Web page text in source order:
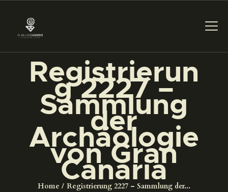
Registrierun
g 2227 –
Sammlung
der
Archäologie
von Gran
Canaria
Home Registrierung 2227 – Sammlung der...
DAS MUSEUM
DIENSTLEISTUNGEN
DIGITALE RESSOURCEN
DEUTSCH